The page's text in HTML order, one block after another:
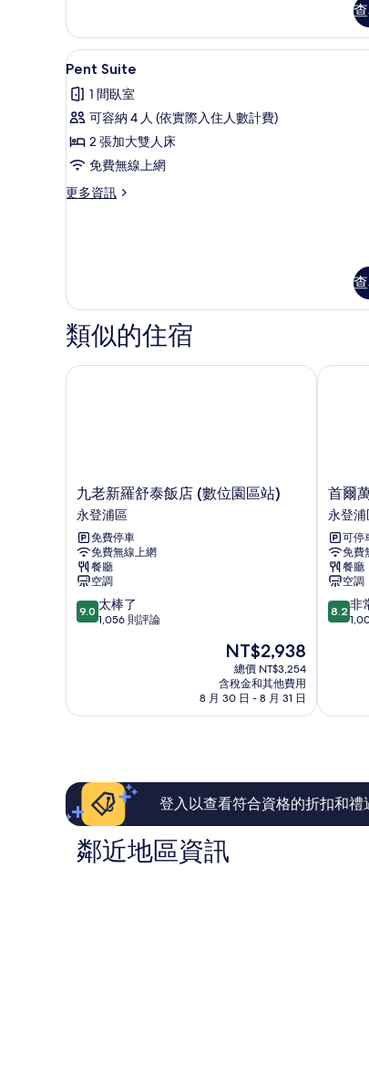
的
詳
情
顯
示
Pent
Suite
的
所
有
Pent Suite | 高級寢具
14
Pent Suite
1 間臥室
可容納 4 人 (依實際入住人數計費)
2 張加大雙人床
免費無線上網
更多資訊
更
類似的住宿
九
老
新
羅
舒
泰
飯
店
(數
登
九老新羅舒泰飯店 (數位園區站)
永登浦區
免費停車
免費無線上網
餐廳
空調
9.0
分，
棒
評
9.0 太棒了
1,056 則評論
現
在
價
格
為
NT$2,938
總價 NT$3,254
含稅金和其他費用
8 月 30 日 - 8 月 31 日
九老新羅舒泰飯店 (數位園區站)
首
爾
萬
豪
費
爾
菲
爾
德
區
首爾
永登
可停
免費
餐廳
空調
8.2
分，
常
評
論
8.2 非
首爾萬
登入以查看符合資格的折扣和禮
鄰近地區資訊